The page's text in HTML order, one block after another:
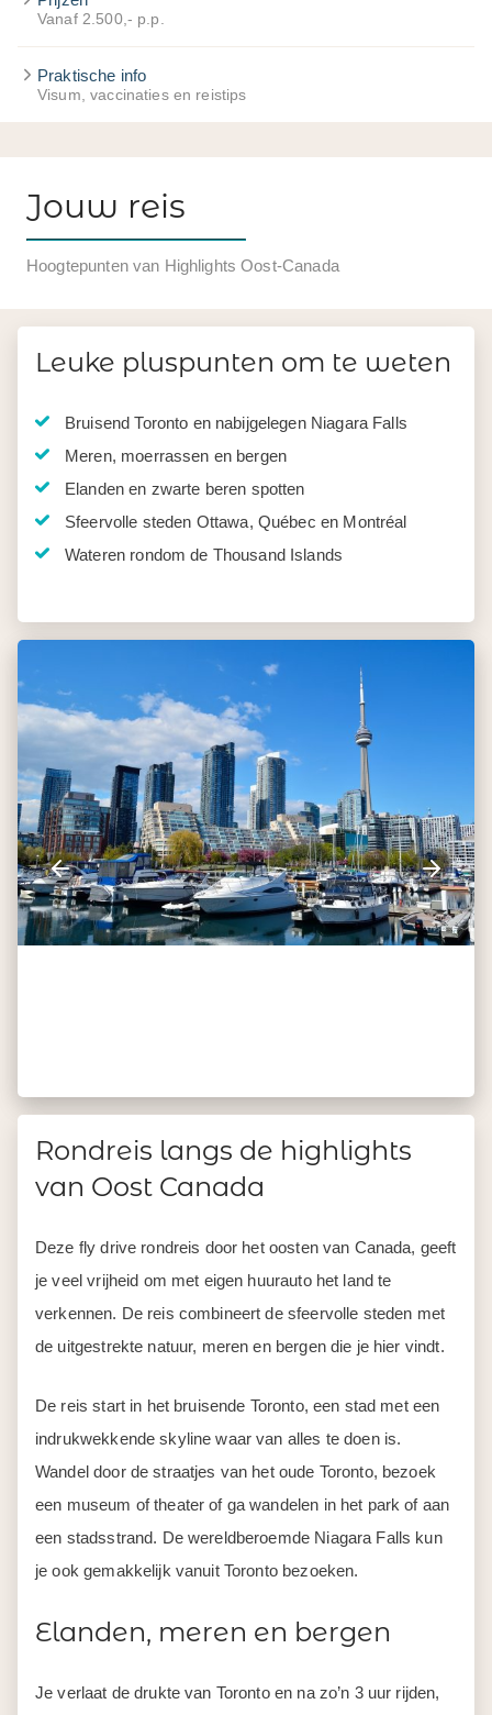
Vanaf 2.500,- p.p.
Praktische info
Visum, vaccinaties en reistips
Jouw reis
Hoogtepunten van Highlights Oost-Canada
Leuke pluspunten om te weten
Bruisend Toronto en nabijgelegen Niagara Falls
Meren, moerrassen en bergen
Elanden en zwarte beren spotten
Sfeervolle steden Ottawa, Québec en Montréal
Wateren rondom de Thousand Islands
Rondreis langs de highlights
van Oost Canada
Deze fly drive rondreis door het oosten van Canada, geeft
je veel vrijheid om met eigen huurauto het land te
verkennen. De reis combineert de sfeervolle steden met
de uitgestrekte natuur, meren en bergen die je hier vindt.
De reis start in het bruisende Toronto, een stad met een
indrukwekkende skyline waar van alles te doen is.
Wandel door de straatjes van het oude Toronto, bezoek
een museum of theater of ga wandelen in het park of aan
een stadsstrand. De wereldberoemde Niagara Falls kun
je ook gemakkelijk vanuit Toronto bezoeken.
Elanden, meren en bergen
Je verlaat de drukte van Toronto en na zo’n 3 uur rijden,